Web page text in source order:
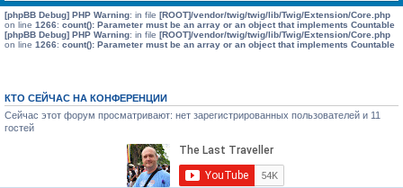
[phpBB Debug] PHP Warning: in file [ROOT]/vendor/twig/twig/lib/Twig/Extension/Core.php
on line 1266: count(): Parameter must be an array or an object that implements Countable
[phpBB Debug] PHP Warning: in file [ROOT]/vendor/twig/twig/lib/Twig/Extension/Core.php
on line 1266: count(): Parameter must be an array or an object that implements Countable
КТО СЕЙЧАС НА КОНФЕРЕНЦИИ
Сейчас этот форум просматривают: нет зарегистрированных пользователей и 11
гостей